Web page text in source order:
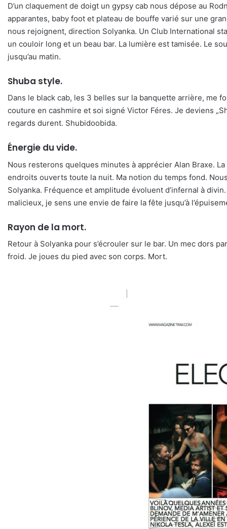
D’un claquement de doigt un gypsy cab nous dépose au
apparantes, baby foot et plateau de bouffe varié sur une
nous rejoignent, direction Solyanka. Un Club International
un couloir long et un beau bar. La lumière est tamisée. Le
jusqu’au matin.
Shuba style.
Dans le black cab, les 3 belles sur la banquette arrière, me
couture en cashmire et soi signé Victor Féres. Je deviens
regards durent. Shubidoobida.
Énergie du vide.
Nous resterons quelques minutes à apprécier Alan Braxe.
endroits ouverts toute la nuit. Ma notion du temps fond.
Solyanka. Fréquence et amplitude évoluent d’infernal à
malicieux, je sens une envie de faire la fête jusqu’à
Rayon de la mort.
Retour à Solyanka pour s’écrouler sur le bar. Un mec dors
froid. Je joues du pied avec son corps. Mort.